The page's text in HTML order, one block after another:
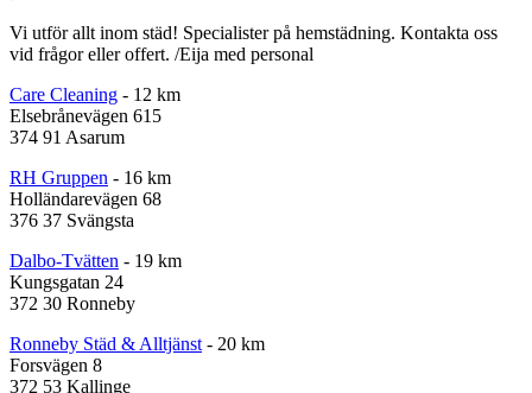
Vi utför allt inom städ! Specialister på hemstädning. Kontakta oss
vid frågor eller offert. /Eija med personal
Care Cleaning - 12 km
Elsebrånevägen 615
374 91 Asarum
RH Gruppen - 16 km
Holländarevägen 68
376 37 Svängsta
Dalbo-Tvätten - 19 km
Kungsgatan 24
372 30 Ronneby
Ronneby Städ & Alltjänst - 20 km
Forsvägen 8
372 53 Kallinge